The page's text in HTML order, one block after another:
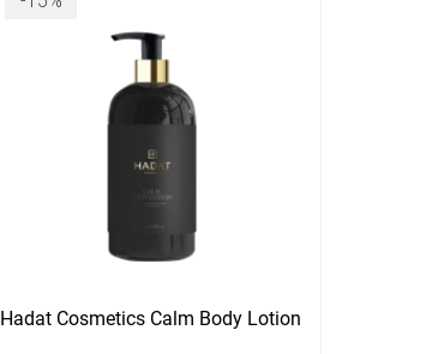
Hadat Cosmetics Calm Body Lotion